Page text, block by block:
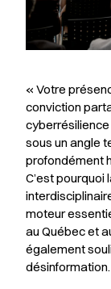
« Votre
conviction
sous un angle
profondément
C’est
moteur
au Québec et
également
désinformation.